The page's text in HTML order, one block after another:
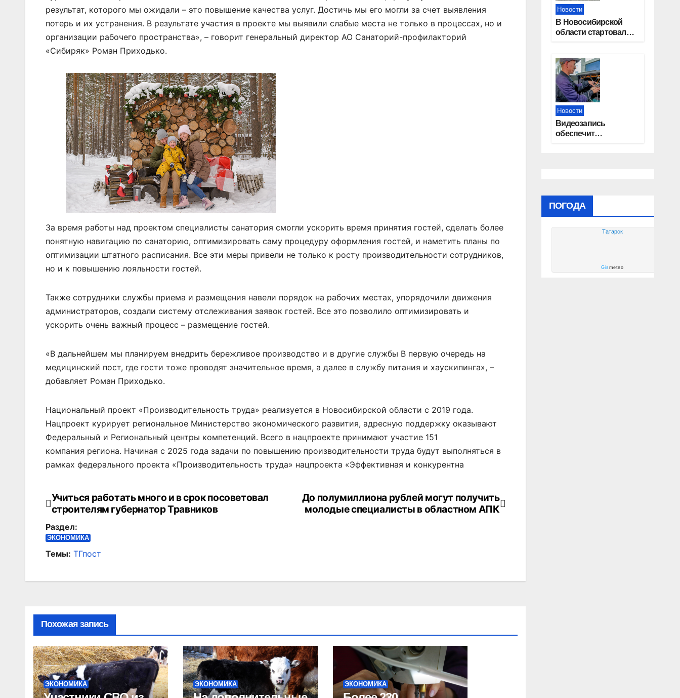
результат, которого мы ожидали – это повышение качества услуг. Достичь мы его могли за счет выявления
потерь и их устранения. В результате участия в проекте мы выявили слабые места не только в процессах, но и
организации рабочего пространства», – говорит генеральный директор АО Санаторий-профилакторий
«Сибиряк» Роман Приходько.
За время работы над проектом специалисты санатория смогли ускорить время принятия гостей, сделать более
понятную навигацию по санаторию, оптимизировать саму процедуру оформления гостей, и наметить планы по
оптимизации штатного расписания. Все эти меры привели не только к росту производительности сотрудников,
но и к повышению лояльности гостей.
Также сотрудники службы приема и размещения навели порядок на рабочих местах, упорядочили движения
администраторов, создали систему отслеживания заявок гостей. Все это позволило оптимизировать и
ускорить очень важный процесс – размещение гостей.
«В дальнейшем мы планируем внедрить бережливое производство и в другие службы В первую очередь на
медицинский пост, где гости тоже проводят значительное время, а далее в службу питания и хаускипинга», –
добавляет Роман Приходько.
Национальный проект «Производительность труда» реализуется в Новосибирской области с 2019 года.
Нацпроект курирует региональное Министерство экономического развития, адресную поддержку оказывают
Федеральный и Региональный центры компетенций. Всего в нацпроекте принимают участие 151
компания региона. Начиная с 2025 года задачи по повышению производительности труда будут выполняться в
рамках федерального проекта «Производительность труда» нацпроекта «Эффективная и конкурентна
Навигация
по
записям
До полумиллиона рублей могут получить
молодые специалисты в областном АПК
Учиться работать много и в срок посоветовал
строителям губернатор Травников
Раздел:
ЭКОНОМИКА
Темы: ТГпост
Похожая запись
ЭКОНОМИКА ЭКОНОМИКА ЭКОНОМИКА
Новости
В Новосибирской
области стартовал
Новости
Видеозапись
обеспечит
ПОГОДА
Татарск
Gismeteo